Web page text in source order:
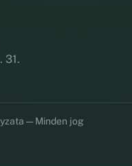
31.
— Minden jog